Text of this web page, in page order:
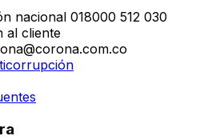
nacional 018000 512 030
al cliente